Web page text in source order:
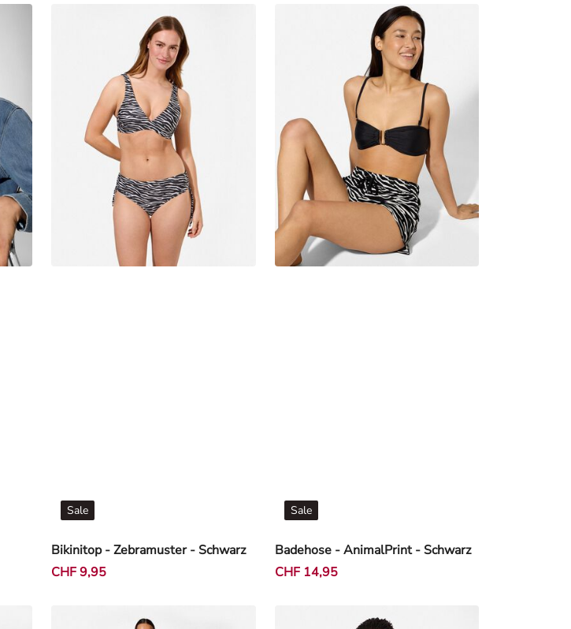
Bikinitop - Zebramuster - Schwarz
Sale
CHF 9,95
Badehose - AnimalPrint - Schwarz
Sale
CHF 14,95